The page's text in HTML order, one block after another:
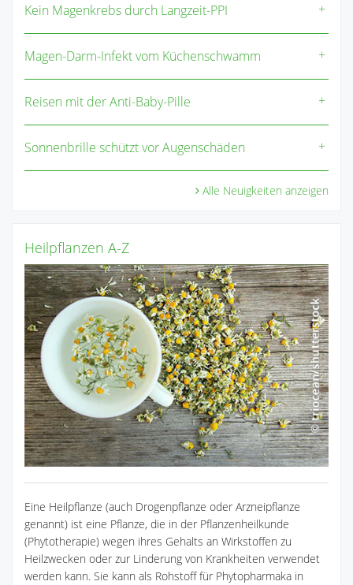
Kein Magenkrebs durch Langzeit-PPI
Magen-Darm-Infekt vom Küchenschwamm
Reisen mit der Anti-Baby-Pille
Sonnenbrille schützt vor Augenschäden
Alle Neuigkeiten anzeigen
Heilpflanzen A-Z
Eine Heilpflanze (auch Drogenpflanze oder Arzneipflanze
genannt) ist eine Pflanze, die in der Pflanzenheilkunde
(Phytotherapie) wegen ihres Gehalts an Wirkstoffen zu
Heilzwecken oder zur Linderung von Krankheiten verwendet
werden kann. Sie kann als Rohstoff für Phytopharmaka in